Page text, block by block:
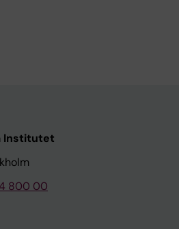
Institutet
800 00